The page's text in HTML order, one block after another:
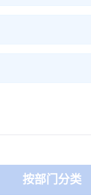
按部门分类